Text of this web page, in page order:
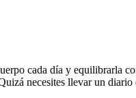
cada día y equilibrarla
necesites llevar un